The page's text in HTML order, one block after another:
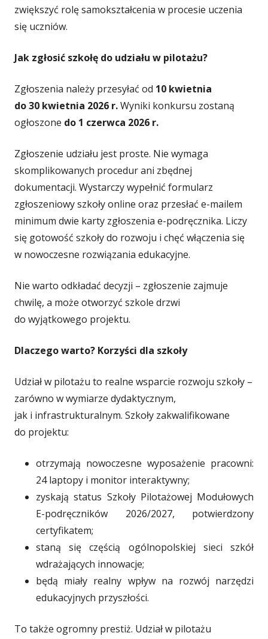
zwiększyć rolę samokształcenia w procesie uczenia
się uczniów.
Jak zgłosić szkołę do udziału w pilotażu?
Zgłoszenia należy przesyłać od 10 kwietnia
do 30 kwietnia 2026 r.Wyniki konkursu zostaną
ogłoszone do 1 czerwca 2026 r.
Zgłoszenie udziału jest proste. Nie wymaga
skomplikowanych procedur ani zbędnej
dokumentacji. Wystarczy wypełnić formularz
zgłoszeniowy szkoły online oraz przesłać e-mailem
minimum dwie karty zgłoszenia e-podręcznika. Liczy
się gotowość szkoły do rozwoju i chęć włączenia się
w nowoczesne rozwiązania edukacyjne.
Nie warto odkładać decyzji – zgłoszenie zajmuje
chwilę, a może otworzyć szkole drzwi
do wyjątkowego projektu.
Dlaczego warto? Korzyści dla szkoły
Udział w pilotażu to realne wsparcie rozwoju szkoły –
zarówno w wymiarze dydaktycznym,
jak i infrastrukturalnym. Szkoły zakwalifikowane
do projektu:
otrzymają nowoczesne wyposażenie pracowni:
24 laptopy i monitor interaktywny;
zyskają status Szkoły Pilotażowej Modułowych
E-podręczników 2026/2027, potwierdzony
certyfikatem;
staną się częścią ogólnopolskiej sieci szkół
wdrażających innowacje;
będą miały realny wpływ na rozwój narzędzi
edukacyjnych przyszłości.
To także ogromny prestiż. Udział w pilotażu